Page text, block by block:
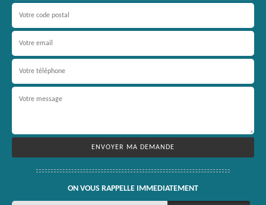
ON VOUS RAPPELLE IMMEDIATEMENT